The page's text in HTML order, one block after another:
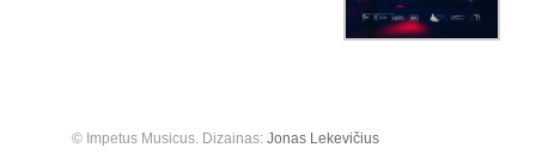
© Impetus Musicus. Dizainas: Jonas Lekevičius